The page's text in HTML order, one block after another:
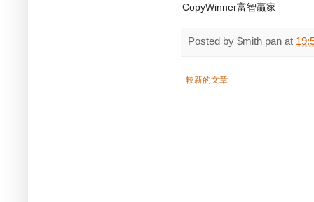
CopyWinner富智贏家
Posted by $mith pan at
較新的文章